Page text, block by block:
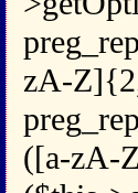
zA-
([a-zA-